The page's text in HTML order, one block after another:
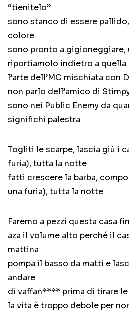
“tienitelo”
sono stanco di essere
colore
sono pronto a gigioneggiare,
riportiamolo indietro a
l’arte dell’MC mischiata con
non parlo dell’amico di
sono nei Public Enemy da
significhi palestra
Togliti le scarpe, lascia giù i
furia), tutta la notte
fatti crescere la barba,
una furia), tutta la notte
Faremo a pezzi questa casa
aza il volume alto perché il
mattina
pompa il basso da matti e
andare
dì vaffan**** prima di tirare le
la vita è troppo debole per